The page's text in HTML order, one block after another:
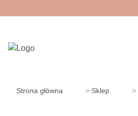
Strona główna > Sklep >